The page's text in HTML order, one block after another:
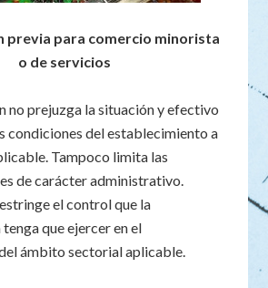
previa para comercio minorista
o de servicios
no prejuzga la situación y efectivo
condiciones del establecimiento a
Tampoco limita las
de carácter administrativo.
el control que la
que ejercer en el
ámbito sectorial aplicable.